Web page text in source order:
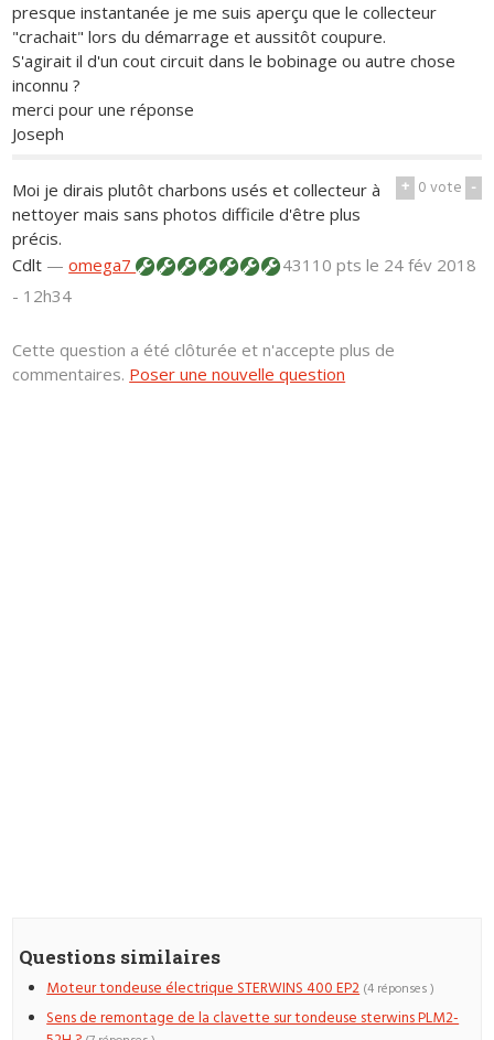
presque instantanée je me suis aperçu que le collecteur
"crachait" lors du démarrage et aussitôt coupure.
S'agirait il d'un cout circuit dans le bobinage ou autre chose
inconnu ?
merci pour une réponse
Joseph
+ 0vote -
Moi je dirais plutôt charbons usés et collecteur à
nettoyer mais sans photos difficile d'être plus
précis.
Cdlt —omega7 43110 ptsle 24 fév 2018
- 12h34
Cette question a été clôturée et n'accepte plus de
commentaires. Poser une nouvelle question
Questions similaires
Moteur tondeuse électrique STERWINS 400 EP2 (4 réponses )
Sens de remontage de la clavette sur tondeuse sterwins PLM2-